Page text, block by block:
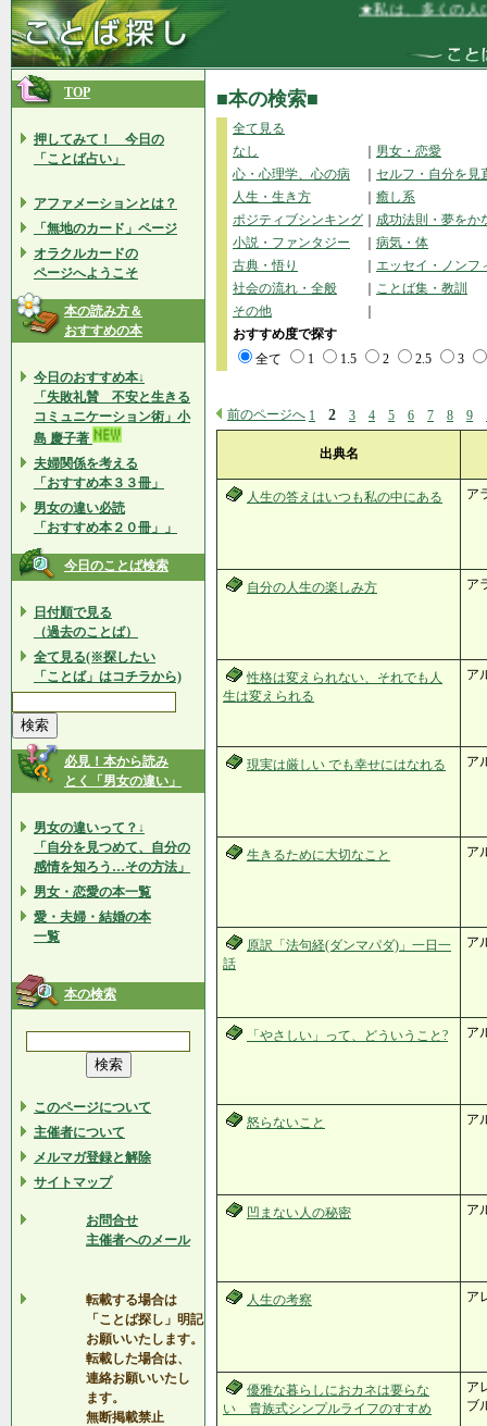
★私は、多くの人に光り
TOP
押してみて！ 今日の
「ことば占い」
アファメーションとは？
「無地のカード」ページ
オラクルカードの
ページへようこそ
本の読み方＆
おすすめの本
今日のおすすめ本↓
「失敗礼賛 不安と生きる
コミュニケーション術」小
島 慶子著
夫婦関係を考える
「おすすめ本３３冊」
男女の違い必読
「おすすめ本２０冊」」
今日のことば検索
日付順で見る
（過去のことば）
全て見る(※探したい
「ことば」はコチラから)
必見！本から読み
とく「男女の違い」
男女の違いって？↓
「自分を見つめて、自分の
感情を知ろう…その方法」
男女・恋愛の本一覧
愛・夫婦・結婚の本
一覧
本の検索
このページについて
主催者について
メルマガ登録と解除
サイトマップ
お問合せ
主催者へのメール
転載する場合は
「ことば探し」明記
お願いいたします。
転載した場合は、
連絡お願いいたし
ます。
無断掲載禁止
■本の検索■
全て見る
なし
男女・恋愛
心・心理学、心の病
セルフ・自分を見
人生・生き方
癒し系
ポジティブシンキング
成功法則・夢をか
小説・ファンタジー
病気・体
古典・悟り
エッセイ・ノンフ
社会の流れ・全般
ことば集・教訓
その他
おすすめ度で探す
全て
1 1.5 2 2.5 3
前のページへ 1 2 3 4 5 6 7 8 9
出典名
人生の答えはいつも私の中にある ア
自分の人生の楽しみ方 ア
性格は変えられない、それでも人
生は変えられる
ア
現実は厳しい でも幸せにはなれる ア
生きるために大切なこと ア
原訳「法句経(ダンマパダ)」一日一
話
ア
「やさしい」って、どういうこと? ア
怒らないこと ア
凹まない人の秘密 ア
人生の考察 ア
優雅な暮らしにおカネは要らな
い 貴族式シンプルライフのすすめ
ア
ブ